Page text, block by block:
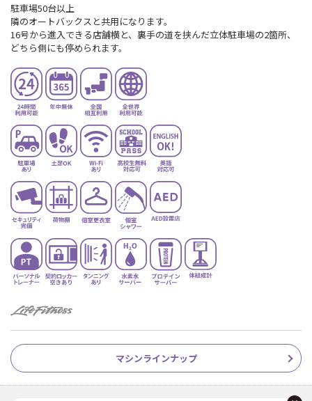
駐車場50台以上
隣のオートバックスと共用になります。
16号から進入できる店舗横と、裏手の道を挟んだ立体駐車場の2箇所、
どちら側にも停められます。
マシンラインナップ